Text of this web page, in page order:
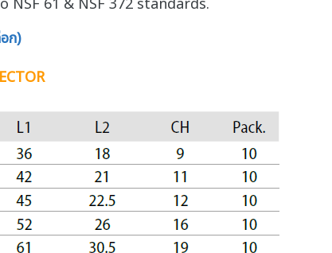
61 & NSF 372 standards.
ก)